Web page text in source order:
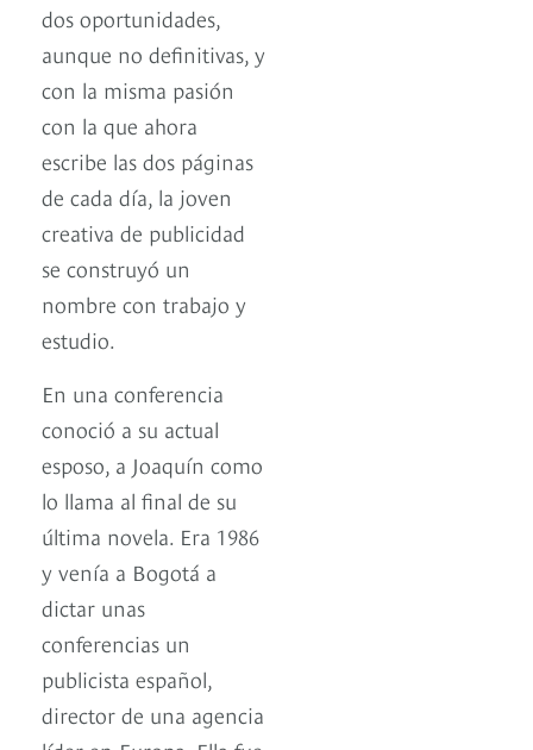
dos oportunidades,
aunque no definitivas, y
con la misma pasión
con la que ahora
escribe las dos páginas
de cada día, la joven
creativa de publicidad
se construyó un
nombre con trabajo y
estudio.
En una conferencia
conoció a su actual
esposo, a Joaquín como
lo llama al final de su
última novela. Era 1986
y venía a Bogotá a
dictar unas
conferencias un
publicista español,
director de una agencia